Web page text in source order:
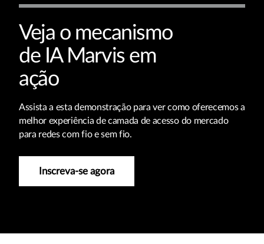
Veja o mecanismo
de IA Marvis em
ação
Assista a esta demonstração para ver como oferecemos a
melhor experiência de camada de acesso do mercado
para redes com fio e sem fio.
Inscreva-se agora